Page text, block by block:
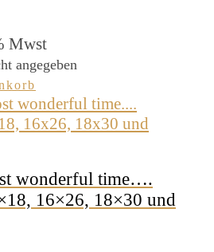
Mwst
angegeben
wonderful time….
16×26, 18×30 und